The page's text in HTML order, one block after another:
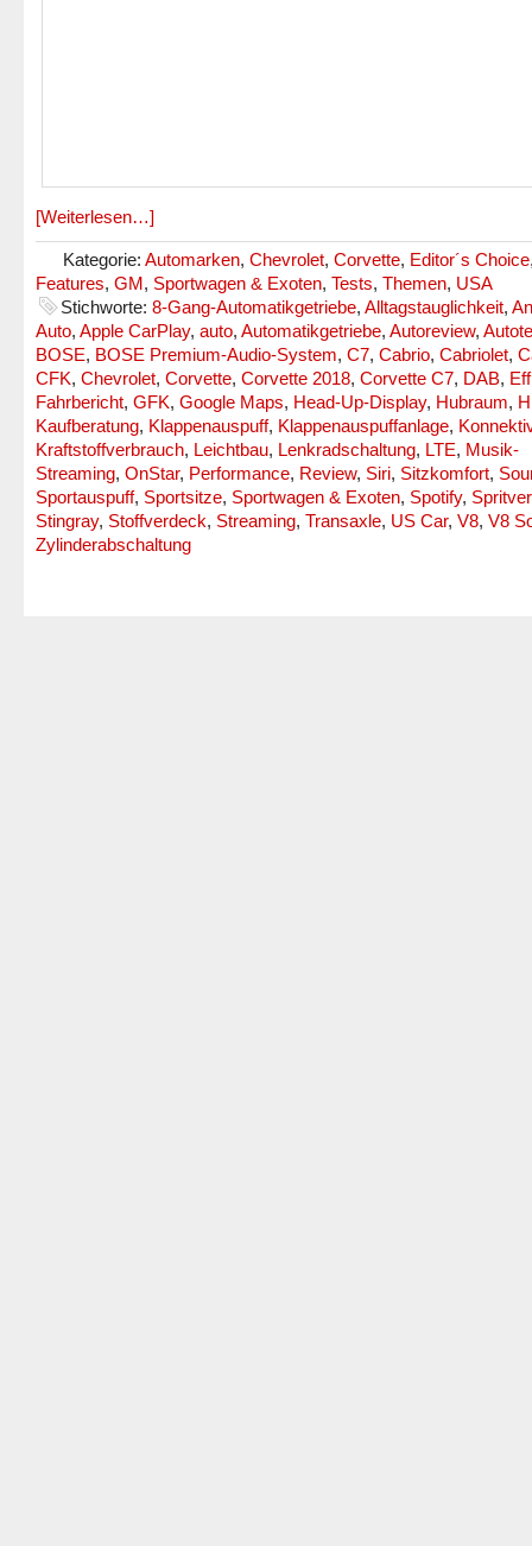
[Weiterlesen…]
Kategorie: Automarken, Chevrolet, Corvette, Editor´s Choice
Features, GM, Sportwagen & Exoten, Tests, Themen, USA
Stichworte: 8-Gang-Automatikgetriebe, Alltagstauglichkeit,
Auto, Apple CarPlay, auto, Automatikgetriebe, Autoreview,
BOSE, BOSE Premium-Audio-System, C7, Cabrio, Cabriolet,
CFK, Chevrolet, Corvette, Corvette 2018, Corvette C7, DAB,
Fahrbericht, GFK, Google Maps, Head-Up-Display, Hubraum,
Kaufberatung, Klappenauspuff, Klappenauspuffanlage,
Kraftstoffverbrauch, Leichtbau, Lenkradschaltung, LTE, Musik-
Streaming, OnStar, Performance, Review, Siri, Sitzkomfort,
Sportauspuff, Sportsitze, Sportwagen & Exoten, Spotify,
Stingray, Stoffverdeck, Streaming, Transaxle, US Car, V8, V8
Zylinderabschaltung